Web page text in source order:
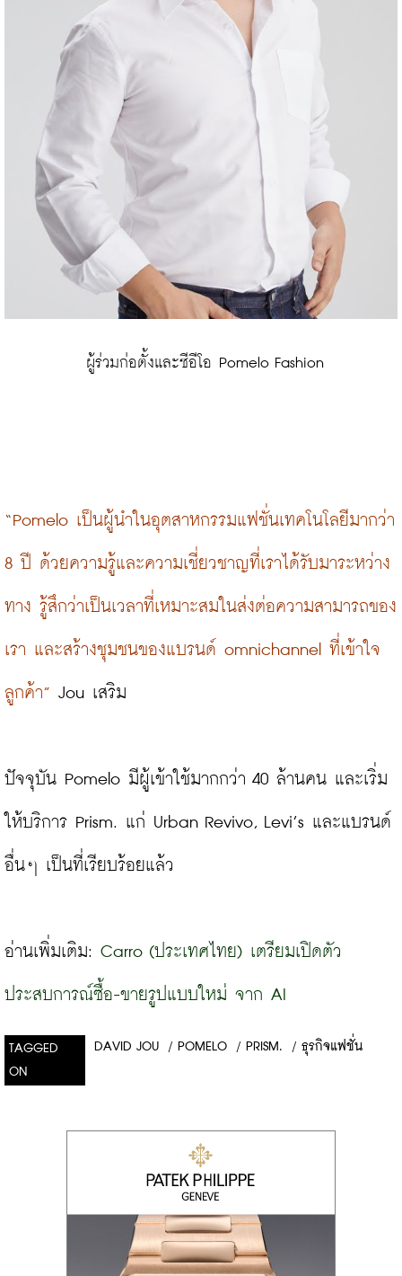
ผู้ร่วมก่อตั้งและซีอีโอ Pomelo Fashion
“Pomelo เป็นผู้นำในอุตสาหกรรมแฟชั่นเทคโนโลยีมากว่า
8 ปี ด้วยความรู้และความเชี่ยวชาญที่เราได้รับมาระหว่าง
ทาง รู้สึกว่าเป็นเวลาที่เหมาะสมในส่งต่อความสามารถของ
เรา และสร้างชุมชนของแบรนด์ omnichannel ที่เข้าใจ
ลูกค้า” Jou เสริม
ปัจจุบัน Pomelo มีผู้เข้าใช้มากกว่า 40 ล้านคน และเริ่ม
ให้บริการ Prism. แก่ Urban Revivo, Levi’s และแบรนด์
อื่นๆ เป็นที่เรียบร้อยแล้ว
อ่านเพิ่มเติม: Carro (ประเทศไทย) เตรียมเปิดตัว
ประสบการณ์ซื้อ-ขายรูปแบบใหม่ จาก AI
TAGGED
ON
DAVID JOU / POMELO / PRISM. / ธุรกิจแฟชั่น